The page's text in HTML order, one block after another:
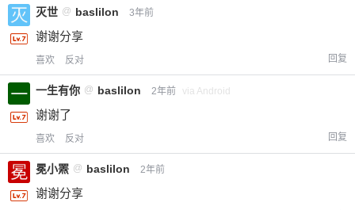
20 元 50 元 自定义
灭世 @ baslilon 3年前
谢谢分享
喜欢 反对 回复
一生有你 @ baslilon 2年前 via Android
谢谢了
喜欢 反对 回复
冕小罴 @ baslilon 2年前
谢谢分享
您没有权限发布内容，请购买会员或者提升权
限。